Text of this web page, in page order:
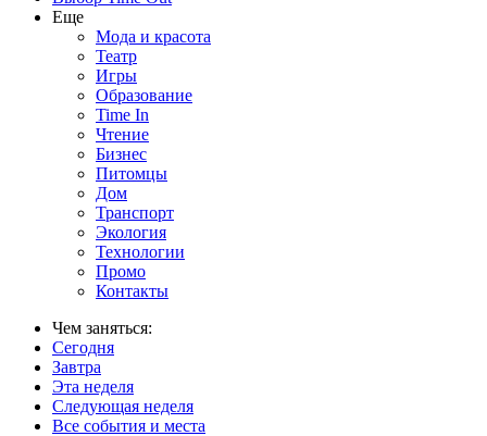
Еще
Мода и красота
Театр
Игры
Образование
Time In
Чтение
Бизнес
Питомцы
Дом
Транспорт
Экология
Технологии
Промо
Контакты
Чем заняться:
Сегодня
Завтра
Эта неделя
Следующая неделя
Все события и места